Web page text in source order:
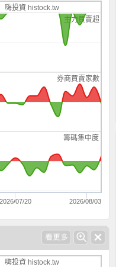
主力買賣超
券商買賣家數
籌碼集中度
嗨投資 histock.tw
2026/07/20 2026/08/03
嗨投資 histock.tw